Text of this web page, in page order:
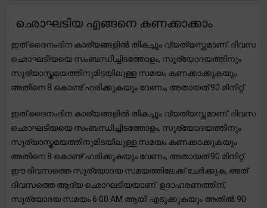
ഛൊഘടിയ എങ്ങനെ കണക്കാക്കാം
ഇത് ദൈനംദിന കാര്യങ്ങളിൽ തികച്ചും വ്യത്യസ്തമാണ്. ദിവസ
ഛൊഘടിയയെ സംബന്ധിച്ചിടത്തോളം, സൂര്യോദയത്തിനും
സൂര്യാസ്തമയത്തിനുമിടയിലുള്ള സമയം കണക്കാക്കുകയും
അതിനെ 8 കൊണ്ട് ഹരിക്കുകയും വേണം, അതായത് 90 മിനിറ്റ്.
ഇത് ദൈനംദിന കാര്യങ്ങളിൽ തികച്ചും വ്യത്യസ്തമാണ്. ദിവസ
ഛൊഘടിയയെ സംബന്ധിച്ചിടത്തോളം, സൂര്യോദയത്തിനും
സൂര്യാസ്തമയത്തിനുമിടയിലുള്ള സമയം കണക്കാക്കുകയും
അതിനെ 8 കൊണ്ട് ഹരിക്കുകയും വേണം, അതായത് 90 മിനിറ്റ്.
ഈ ദിവസത്തെ സൂര്യോദയ സമയത്തിലേക്ക് ചേർക്കുക, അത്
ദിവസത്തെ ആദ്യ ഛൊഘടിയയാണ്. ഉദാഹരണത്തിന്,
സൂര്യോദയ സമയം 6:00 AM ആയി എടുക്കുകയും അതിൽ 90